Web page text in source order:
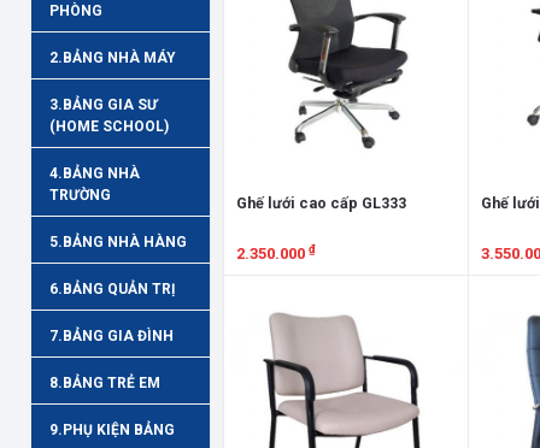
PHÒNG
2.BẢNG NHÀ MÁY
3.BẢNG GIA SƯ
(HOME SCHOOL)
4.BẢNG NHÀ
TRƯỜNG
5.BẢNG NHÀ HÀNG
6.BẢNG QUẢN TRỊ
7.BẢNG GIA ĐÌNH
8.BẢNG TRẺ EM
9.PHỤ KIỆN BẢNG
Ghế lưới cao cấp GL333
2.350.000 ₫
Ghế